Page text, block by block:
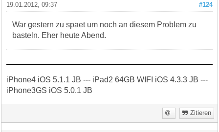
#124
19.01.2012, 09:37
War gestern zu spaet um noch an diesem Problem zu
basteln. Eher heute Abend.
iPhone4 iOS 5.1.1 JB --- iPad2 64GB WIFI iOS 4.3.3 JB ---
iPhone3GS iOS 5.0.1 JB
Zitieren